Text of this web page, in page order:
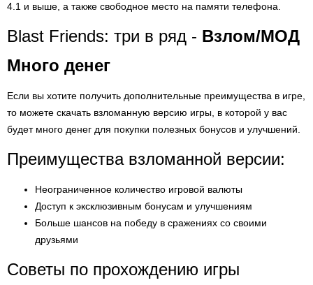
4.1 и выше, а также свободное место на памяти телефона.
Blast Friends: три в ряд - Взлом/МОД
Много денег
Если вы хотите получить дополнительные преимущества в игре,
то можете скачать взломанную версию игры, в которой у вас
будет много денег для покупки полезных бонусов и улучшений.
Преимущества взломанной версии:
Неограниченное количество игровой валюты
Доступ к эксклюзивным бонусам и улучшениям
Больше шансов на победу в сражениях со своими
друзьями
Советы по прохождению игры